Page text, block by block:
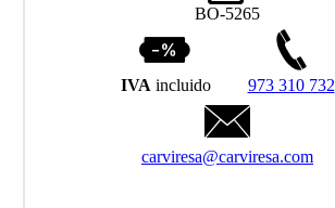
BO-5265
IVA incluido 973 310 732
carviresa@carviresa.com